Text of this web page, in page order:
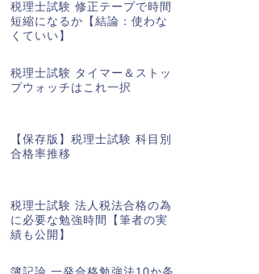
税理士試験 修正テープで時間
短縮になるか【結論：使わな
くていい】
税理士試験 タイマー＆ストッ
プウォッチはこれ一択
【保存版】税理士試験 科目別
合格率推移
税理士試験 法人税法合格の為
に必要な勉強時間【筆者の実
績も公開】